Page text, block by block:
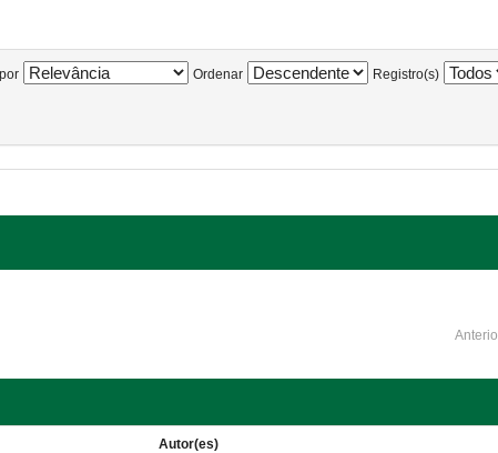
Ordenar Registro(s)
Autor(es)